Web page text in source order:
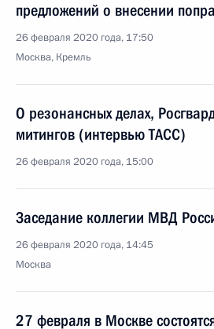
предложений о внесении
26 февраля 2020 года, 17:50
Москва, Кремль
О резонансных делах,
митингов (интервью ТАСС)
26 февраля 2020 года, 15:00
Заседание коллегии МВД
26 февраля 2020 года, 14:45
Москва
27 февраля в Москве